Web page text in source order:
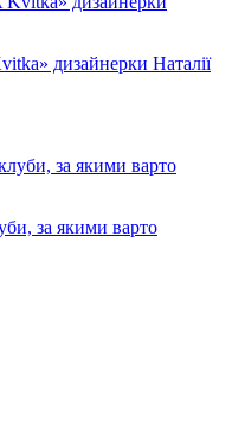
дизайнерки Наталії
за якими варто